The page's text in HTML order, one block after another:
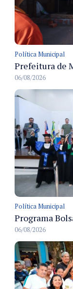
Política Municipal
06/08/2026
Política Municipal
06/08/2026